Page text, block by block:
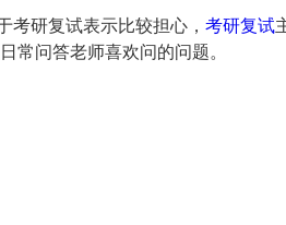
研复试表示比较担心， 考研复试
常问答老师喜欢问的问题。